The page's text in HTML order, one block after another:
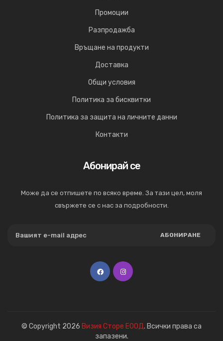
Промоции
Разпродажба
Връщане на продукти
Доставка
Общи условия
Политика за бисквитки
Политика за защита на личните данни
Контакти
Абонирай се
Може да се отпишете по всяко време. За тази цел, моля
свържете се с нас за подробности.
АБОНИРАНЕ
© Copyright 2026 Визия Сторе ЕООД. Всички права са
запазени.